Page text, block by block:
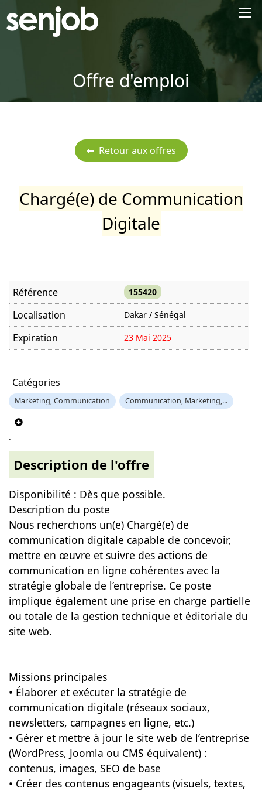
Offre d'emploi
Chargé(e) de Communication
Digitale
Référence 155420
Localisation Dakar / Sénégal
Expiration 23 Mai 2025
Catégories
Marketing, Communication Communication, Marketing,...
.
Description de l'offre
Disponibilité : Dès que possible.
Description du poste
Nous recherchons un(e) Chargé(e) de
communication digitale capable de concevoir,
mettre en œuvre et suivre des actions de
communication en ligne cohérentes avec la
stratégie globale de l’entreprise. Ce poste
implique également une prise en charge partielle
ou totale de la gestion technique et éditoriale du
site web.
Missions principales
• Élaborer et exécuter la stratégie de
communication digitale (réseaux sociaux,
newsletters, campagnes en ligne, etc.)
• Gérer et mettre à jour le site web de l’entreprise
(WordPress, Joomla ou CMS équivalent) :
contenus, images, SEO de base
• Créer des contenus engageants (visuels, textes,
×